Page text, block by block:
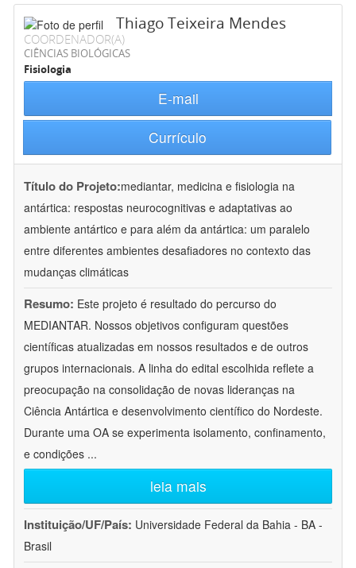
Thiago Teixeira Mendes
COORDENADOR(A)
CIÊNCIAS BIOLÓGICAS
Fisiologia
E-mail
Currículo
Título do Projeto:mediantar, medicina e fisiologia na
antártica: respostas neurocognitivas e adaptativas ao
ambiente antártico e para além da antártica: um paralelo
entre diferentes ambientes desafiadores no contexto das
mudanças climáticas
Resumo: Este projeto é resultado do percurso do
MEDIANTAR. Nossos objetivos configuram questões
científicas atualizadas em nossos resultados e de outros
grupos internacionais. A linha do edital escolhida reflete a
preocupação na consolidação de novas lideranças na
Ciência Antártica e desenvolvimento científico do Nordeste.
Durante uma OA se experimenta isolamento, confinamento,
e condições ...
leia mais
Instituição/UF/País: Universidade Federal da Bahia - BA -
Brasil